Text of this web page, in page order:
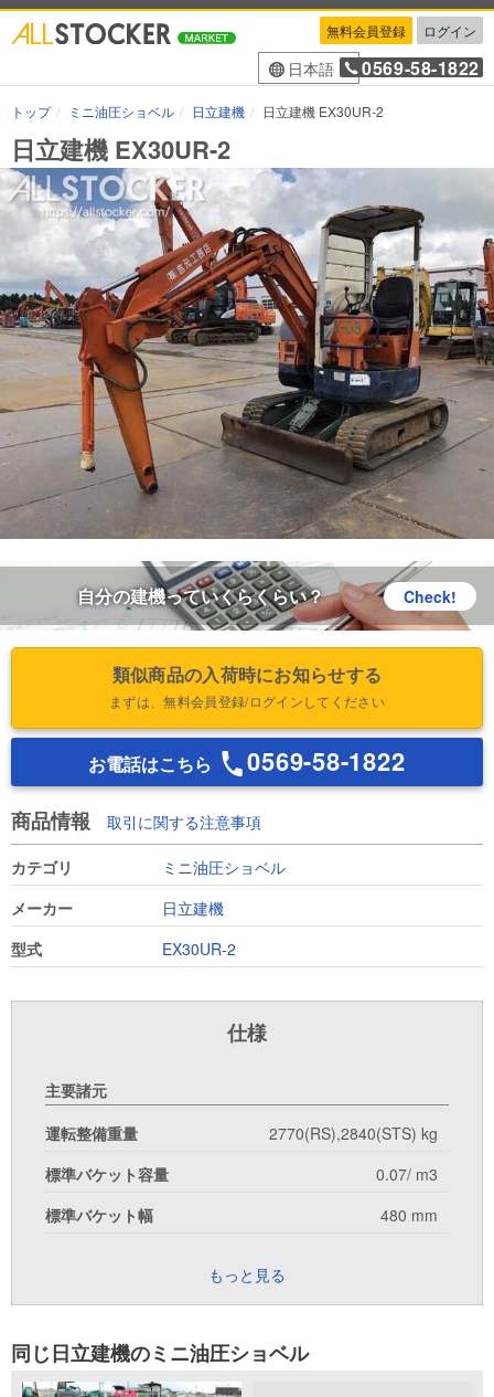
無料会員登録 ログイン
日本語 0569-58-1822
トップ ミニ油圧ショベル 日立建機 日立建機 EX30UR-2
日立建機 EX30UR-2
自分の建機っていくらくらい？ Check!
類似商品の入荷時にお知らせする
まずは、無料会員登録/ログインしてください
お電話はこちら 0569-58-1822
商品情報 取引に関する注意事項
カテゴリ
ミニ油圧ショベル
メーカー
日立建機
型式
EX30UR-2
仕様
主要諸元
運転整備重量
2770(RS),2840(STS) kg
標準バケット容量
0.07/ m3
標準バケット幅
480 mm
もっと見る
同じ日立建機のミニ油圧ショベル